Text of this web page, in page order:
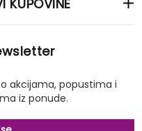
KUPOVINE
akcijama, popustima i
iz ponude.